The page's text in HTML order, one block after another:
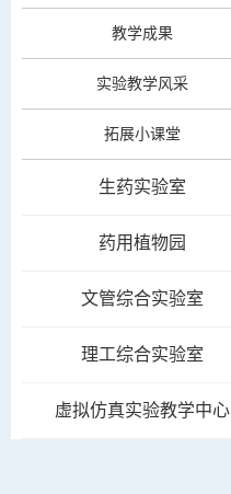
教学成果
实验教学风采
拓展小课堂
生药实验室
药用植物园
文管综合实验室
理工综合实验室
虚拟仿真实验教学中心